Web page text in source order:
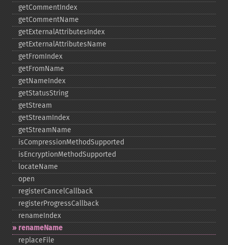
getCommentIndex
getCommentName
getExternalAttributesIndex
getExternalAttributesName
getFromIndex
getFromName
getNameIndex
getStatusString
getStream
getStreamIndex
getStreamName
isCompressionMethodSupported
isEncryptionMethodSupported
locateName
open
registerCancelCallback
registerProgressCallback
renameIndex
renameName
replaceFile